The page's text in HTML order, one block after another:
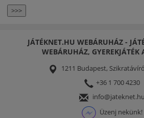
>>>
JÁTÉKNET.HU WEBÁRUHÁZ -
WEBÁRUHÁZ, GYEREKJÁTÉK
1211 Budapest,
+36 1 700 4230
info@jateknet.hu
Üzenj nekünk!